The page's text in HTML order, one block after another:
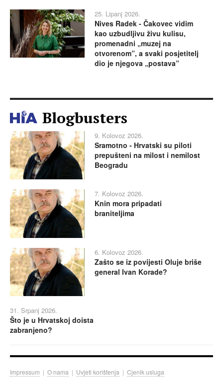
25. Lipanj 2026.
Nives Radek - Čakovec vidim
kao uzbudljivu živu kulisu,
promenadni „muzej na
otvorenom”, a svaki posjetitelj
dio je njegova „postava”
Blogbusters
9. Kolovoz 2026.
Sramotno - Hrvatski su piloti
prepušteni na milost i nemilost
Beogradu
7. Kolovoz 2026.
Knin mora pripadati
braniteljima
6. Kolovoz 2026.
Zašto se iz povijesti Oluje briše
general Ivan Korade?
31. Srpanj 2026.
Što je u Hrvatskoj doista
zabranjeno?
Impressum | O nama | Uvjeti korištenja | Cjenik usluga